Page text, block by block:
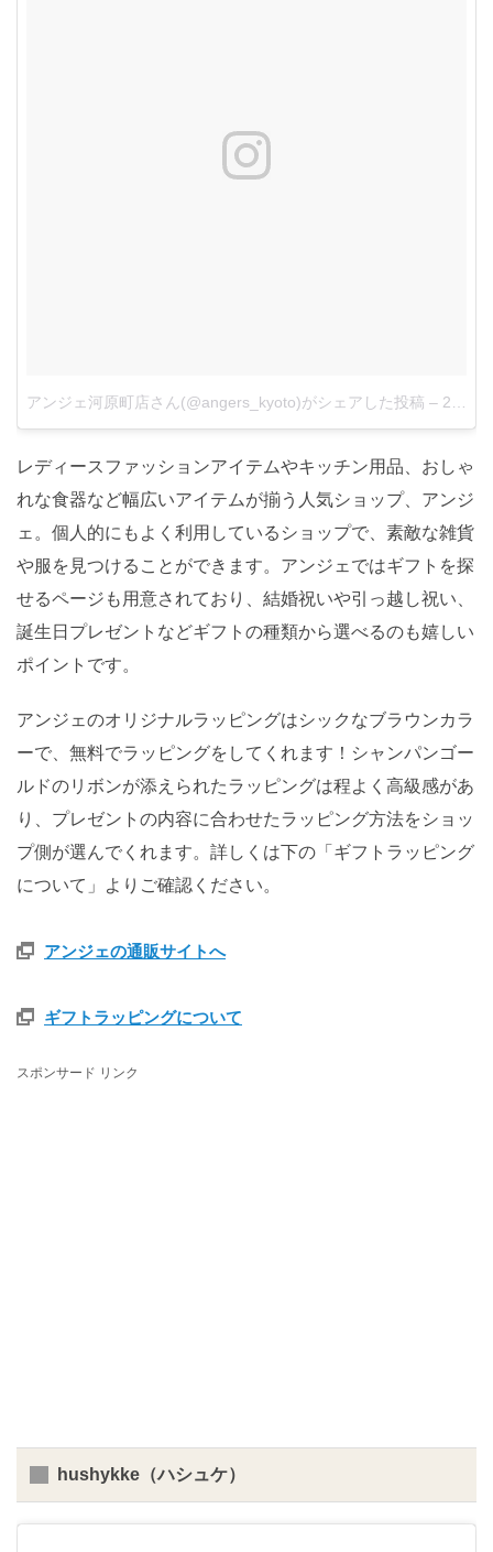
アンジェ河原町店さん(@angers_kyoto)がシェアした投稿 – 2016年 6月月5日午後11時24分PDT
レディースファッションアイテムやキッチン用品、おしゃ
れな食器など幅広いアイテムが揃う人気ショップ、アンジ
ェ。個人的にもよく利用しているショップで、素敵な雑貨
や服を見つけることができます。アンジェではギフトを探
せるページも用意されており、結婚祝いや引っ越し祝い、
誕生日プレゼントなどギフトの種類から選べるのも嬉しい
ポイントです。
アンジェのオリジナルラッピングはシックなブラウンカラ
ーで、無料でラッピングをしてくれます！シャンパンゴー
ルドのリボンが添えられたラッピングは程よく高級感があ
り、プレゼントの内容に合わせたラッピング方法をショッ
プ側が選んでくれます。詳しくは下の「ギフトラッピング
について」よりご確認ください。
アンジェの通販サイトへ
ギフトラッピングについて
スポンサード リンク
hushykke（ハシュケ）